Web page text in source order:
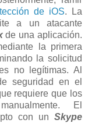
de iOS. La
a un atacante
de una aplicación.
la primera
la solicitud
no legítimas. Al
seguridad en el
requiere que los
El
con un Skype